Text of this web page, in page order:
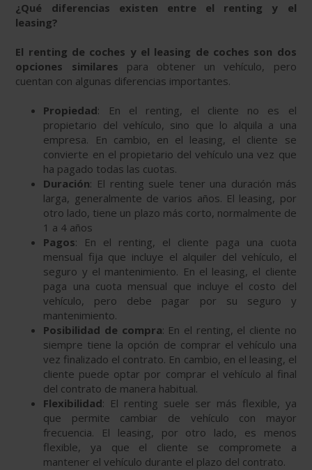
¿Qué diferencias existen entre el renting y el
leasing?
El renting de coches y el leasing de coches son dos
opciones similares para obtener un vehículo, pero
cuentan con algunas diferencias importantes.
Propiedad: En el renting, el cliente no es el
propietario del vehículo, sino que lo alquila a una
empresa. En cambio, en el leasing, el cliente se
convierte en el propietario del vehículo una vez que
ha pagado todas las cuotas.
Duración: El renting suele tener una duración más
larga, generalmente de varios años. El leasing, por
otro lado, tiene un plazo más corto, normalmente de
1 a 4 años
Pagos: En el renting, el cliente paga una cuota
mensual fija que incluye el alquiler del vehículo, el
seguro y el mantenimiento. En el leasing, el cliente
paga una cuota mensual que incluye el costo del
vehículo, pero debe pagar por su seguro y
mantenimiento.
Posibilidad de compra: En el renting, el cliente no
siempre tiene la opción de comprar el vehículo una
vez finalizado el contrato. En cambio, en el leasing, el
cliente puede optar por comprar el vehículo al final
del contrato de manera habitual.
Flexibilidad: El renting suele ser más flexible, ya
que permite cambiar de vehículo con mayor
frecuencia. El leasing, por otro lado, es menos
flexible, ya que el cliente se compromete a
mantener el vehículo durante el plazo del contrato.